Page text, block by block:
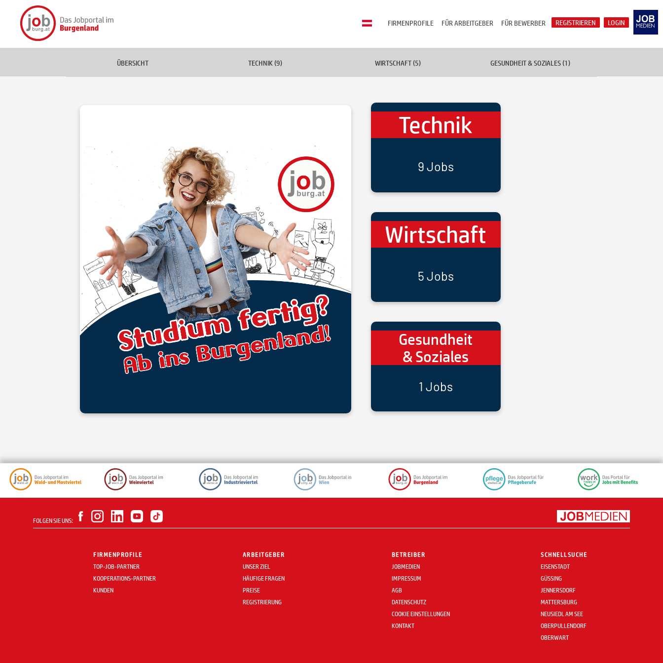
LOGIN
REGISTRIEREN
FÜR BEWERBER
FÜR ARBEITGEBER
FIRMENPROFILE
ÜBERSICHT TECHNIK (9) WIRTSCHAFT (5) GESUNDHEIT & SOZIALES (1)
Technik
9 Jobs
Wirtschaft
5 Jobs
Gesundheit
& Soziales
1 Jobs
FOLGEN SIE UNS:
FIRMENPROFILE
TOP-JOB-PARTNER
KOOPERATIONS-PARTNER
KUNDEN
ARBEITGEBER
UNSER ZIEL
HÄUFIGE FRAGEN
PREISE
REGISTRIERUNG
BETREIBER
JOBMEDIEN
IMPRESSUM
AGB
DATENSCHUTZ
COOKIE EINSTELLUNGEN
KONTAKT
SCHNELLSUCHE
EISENSTADT
GÜSSING
JENNERSDORF
MATTERSBURG
NEUSIEDL AM SEE
OBERPULLENDORF
OBERWART